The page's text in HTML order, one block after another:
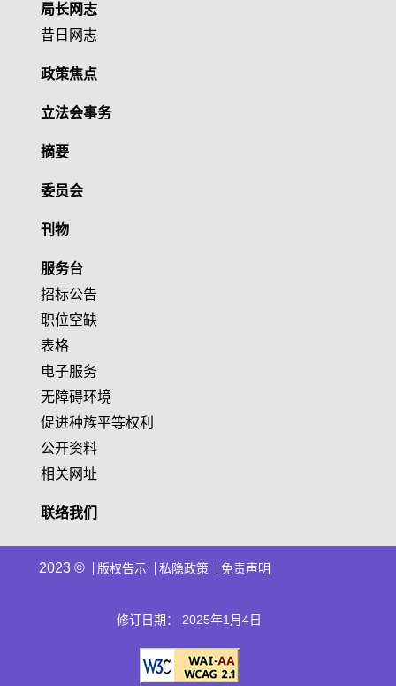
局长网志
昔日网志
政策焦点
立法会事务
摘要
委员会
刊物
服务台
招标公告
职位空缺
表格
电子服务
无障碍环境
促进种族平等权利
公开资料
相关网址
联络我们
2023 © 版权告示 私隐政策 免责声明
修订日期： 2025年1月4日